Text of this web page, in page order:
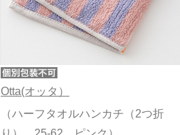
Otta(オッタ）
（ハーフタオルハンカチ（2つ折